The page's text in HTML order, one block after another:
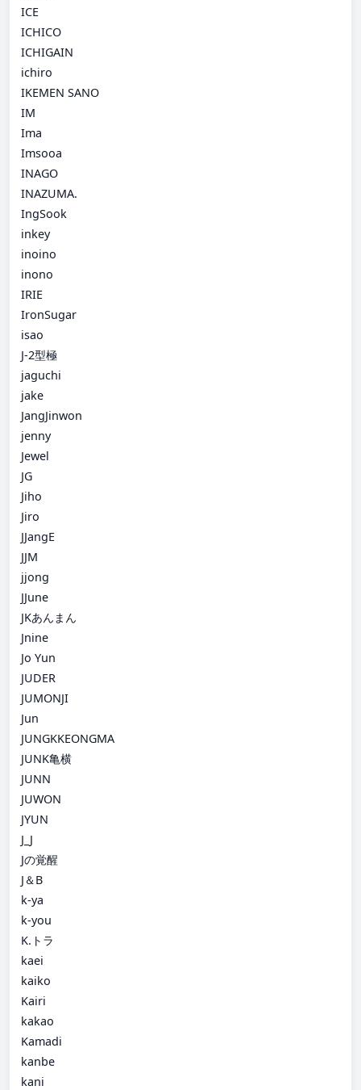
ICE
ICHICO
ICHIGAIN
ichiro
IKEMEN SANO
IM
Ima
Imsooa
INAGO
INAZUMA.
IngSook
inkey
inoino
inono
IRIE
IronSugar
isao
J-2型極
jaguchi
jake
JangJinwon
jenny
Jewel
JG
Jiho
Jiro
JJangE
JJM
jjong
JJune
JKあんまん
Jnine
Jo Yun
JUDER
JUMONJI
Jun
JUNGKKEONGMA
JUNK亀横
JUNN
JUWON
JYUN
J_J
Jの覚醒
J＆B
k-ya
k-you
K.トラ
kaei
kaiko
Kairi
kakao
Kamadi
kanbe
kani